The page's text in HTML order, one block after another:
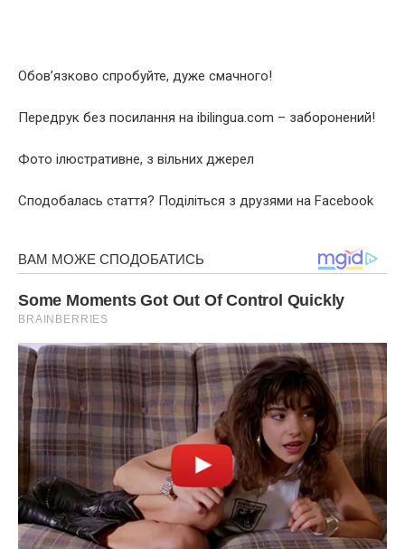
Обов’язково спробуйте, дуже смачного!
Передрук без посилання на ibilingua.com – заборонений!
Фото ілюстративне, з вільних джерел
Сподобалась стаття? Поділіться з друзями на Facebook